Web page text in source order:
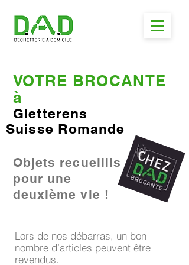
VOTRE BROCANTE
à
Gletterens
Suisse Romande
Objets recueillis
pour une
deuxième vie !
Lors de nos débarras, un bon
nombre d’articles peuvent être
revendus.